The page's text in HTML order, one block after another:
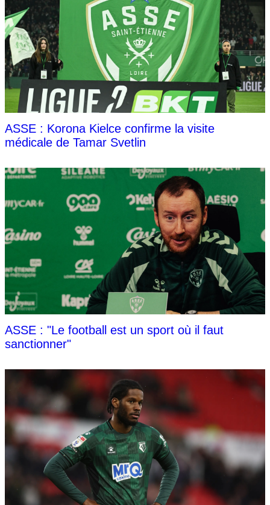
ASSE : Korona Kielce confirme la visite
médicale de Tamar Svetlin
ASSE : "Le football est un sport où il faut
sanctionner"